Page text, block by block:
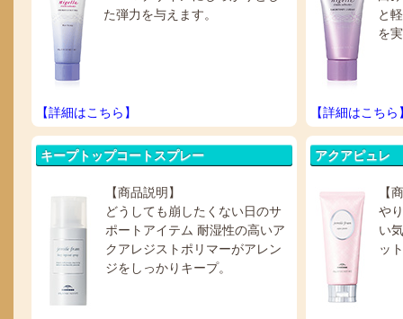
た弾力を与えます。
【詳細はこちら】
と
を
【詳細はこちら
キープトップコートスプレー
【商品説明】
どうしても崩したくない日のサ
ポートアイテム 耐湿性の高いア
クアレジストポリマーがアレン
ジをしっかりキープ。
アクアピュレ
【
や
い
ッ